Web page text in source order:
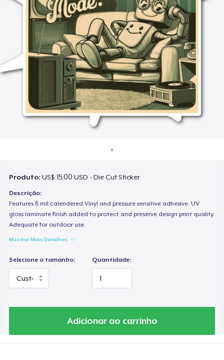
Venda em todo lugar
Venda qualquer coisa
Produto:US$ 15,00 USD - Die Cut Sticker
Descrição:
Features 6 mil calendered Vinyl and pressure sensitive adhesive. UV
gloss laminate finish added to protect and preserve design print quality.
Adequate for outdoor use.
Mostrar Mais Detalhes
Selecione o tamanho: Quantidade:
Adicionar ao carrinho